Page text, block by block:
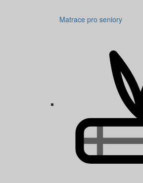
Matrace pro seniory